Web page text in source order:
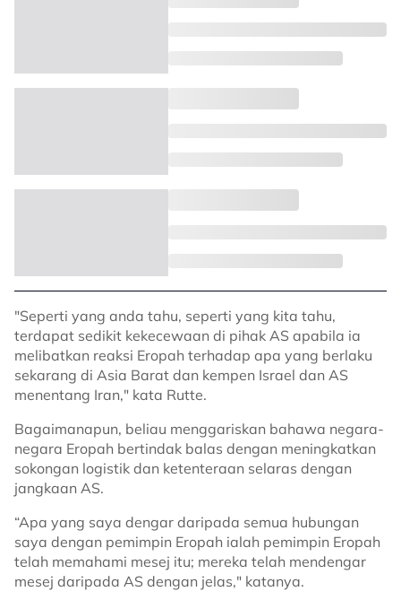
"Seperti yang anda tahu, seperti yang kita tahu,
terdapat sedikit kekecewaan di pihak AS apabila ia
melibatkan reaksi Eropah terhadap apa yang berlaku
sekarang di Asia Barat dan kempen Israel dan AS
menentang Iran," kata Rutte.
Bagaimanapun, beliau menggariskan bahawa negara-
negara Eropah bertindak balas dengan meningkatkan
sokongan logistik dan ketenteraan selaras dengan
jangkaan AS.
“Apa yang saya dengar daripada semua hubungan
saya dengan pemimpin Eropah ialah pemimpin Eropah
telah memahami mesej itu; mereka telah mendengar
mesej daripada AS dengan jelas," katanya.